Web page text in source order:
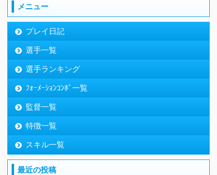
メニュー
プレイ日記
選手一覧
選手ランキング
ﾌｫｰﾒｰｼｮﾝｺﾝﾎﾞ一覧
監督一覧
特徴一覧
スキル一覧
最近の投稿